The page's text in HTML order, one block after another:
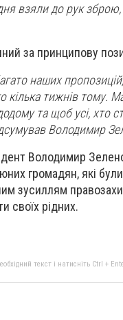
взяли до рук
за принципову
наших
кілька тижнів тому.
та щоб усі, хто
Володимир
Володимир
громадян, які
зусиллям
своїх рідних.
текст і натисніть Ctrl +